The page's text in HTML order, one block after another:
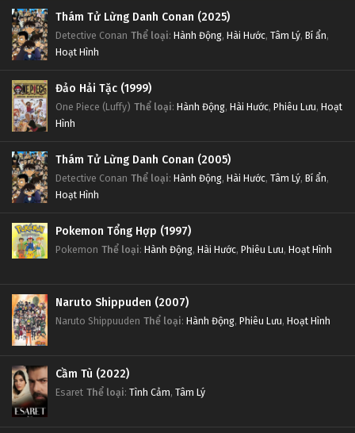
Thám Tử Lừng Danh Conan (2025)
Detective Conan Thể loại: Hành Động, Hài Hước, Tâm Lý, Bí ẩn,
Hoạt Hình
Đảo Hải Tặc (1999)
One Piece (Luffy) Thể loại: Hành Động, Hài Hước, Phiêu Lưu, Hoạt
Hình
Thám Tử Lừng Danh Conan (2005)
Detective Conan Thể loại: Hành Động, Hài Hước, Tâm Lý, Bí ẩn,
Hoạt Hình
Pokemon Tổng Hợp (1997)
Pokemon Thể loại: Hành Động, Hài Hước, Phiêu Lưu, Hoạt Hình
Naruto Shippuden (2007)
Naruto Shippuuden Thể loại: Hành Động, Phiêu Lưu, Hoạt Hình
Cầm Tù (2022)
Esaret Thể loại: Tình Cảm, Tâm Lý